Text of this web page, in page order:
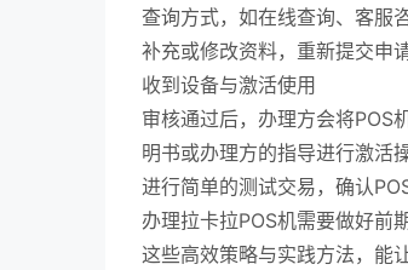
查询方式，如在线查询、客服
补充或修改资料，重新提交申请
收到设备与激活使用
审核通过后，办理方会将POS
明书或办理方的指导进行激活
进行简单的测试交易，确认
办理拉卡拉POS机需要做好前
这些高效策略与实践方法，能